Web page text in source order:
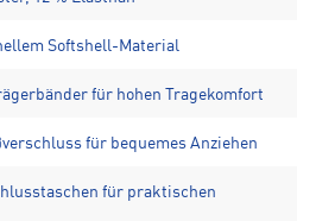
Softshell-Material
für hohen Tragekomfort
für bequemes Anziehen
für praktischen